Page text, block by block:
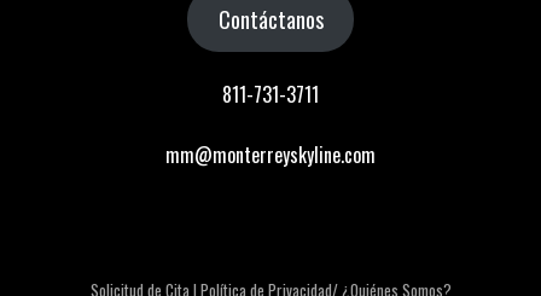
Contáctanos
811-731-3711
mm@monterreyskyline.com
Solicitud de Cita | Política de Privacidad/¿Quiénes Somos?